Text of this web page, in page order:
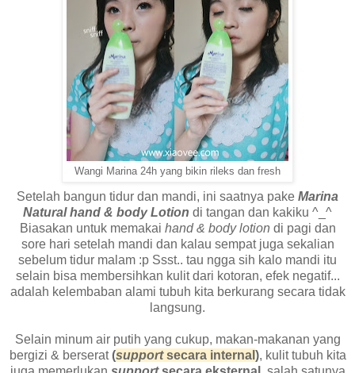
Wangi Marina 24h yang bikin rileks dan fresh
Setelah bangun tidur dan mandi, ini saatnya pake Marina
Natural hand & body Lotion di tangan dan kakiku ^_^
Biasakan untuk memakai hand & body lotion di pagi dan
sore hari setelah mandi dan kalau sempat juga sekalian
sebelum tidur malam :p Ssst.. tau ngga sih kalo mandi itu
selain bisa membersihkan kulit dari kotoran, efek negatif...
adalah kelembaban alami tubuh kita berkurang secara tidak
langsung.
Selain minum air putih yang cukup, makan-makanan yang
bergizi & berserat(supportsecara internal ), kulit tubuh kita